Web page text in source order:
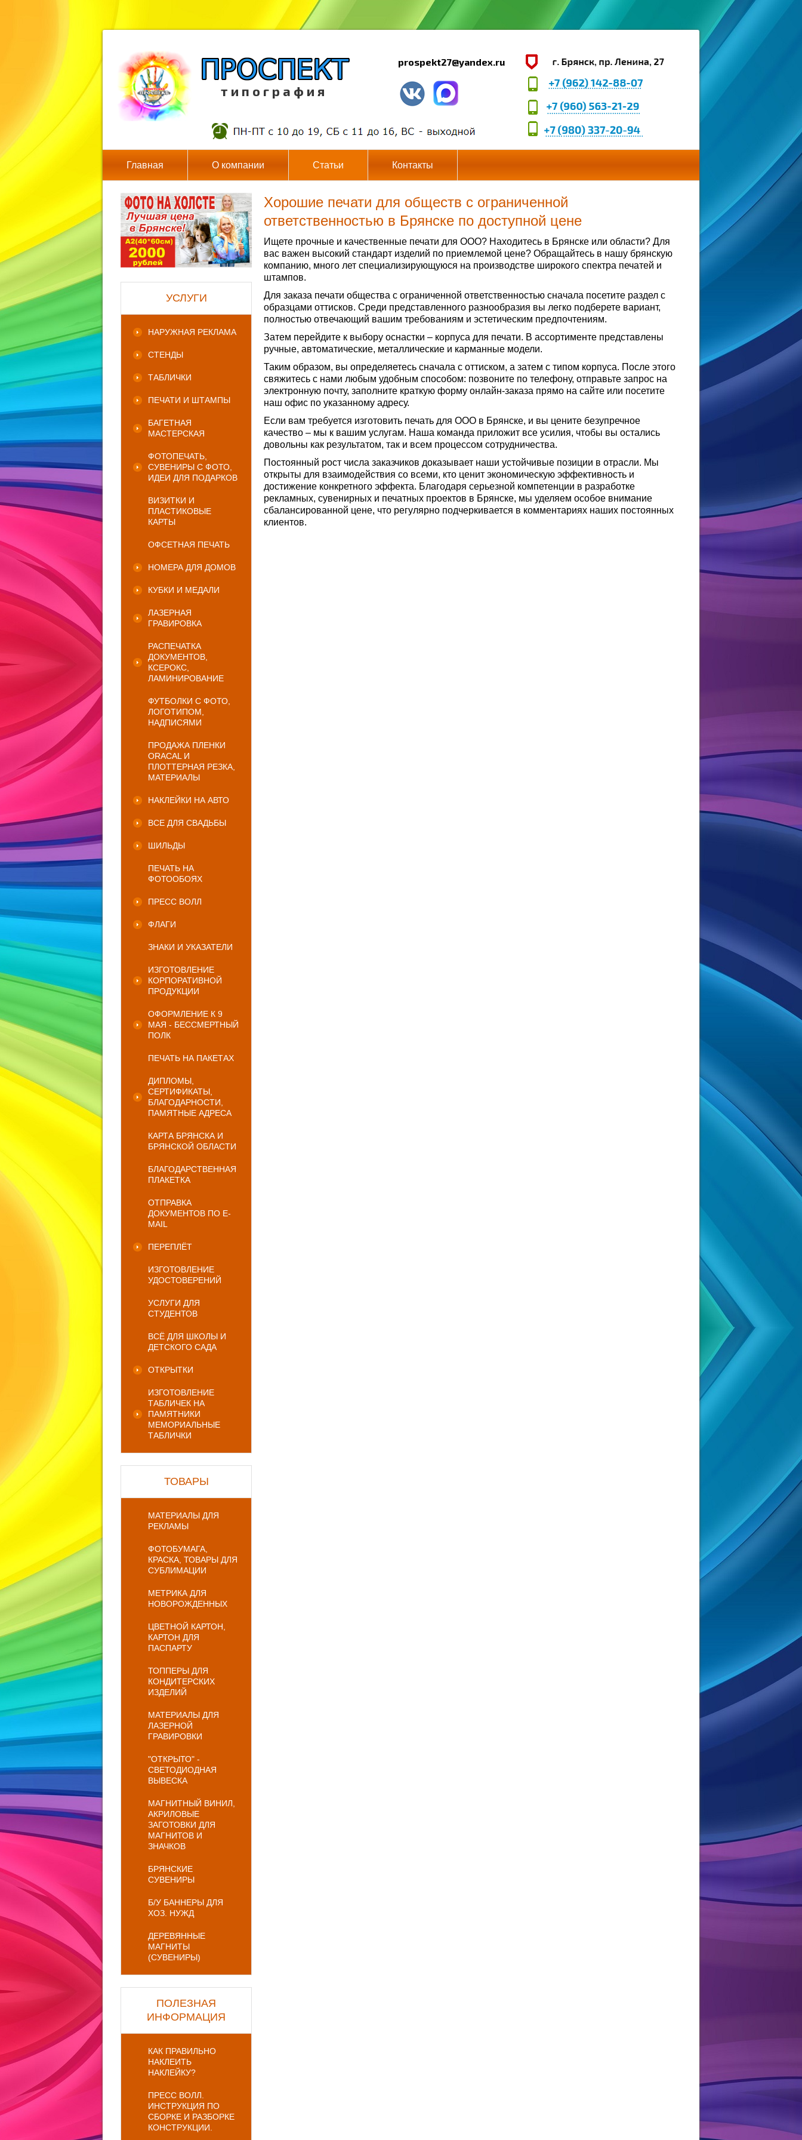
т и п о г р а ф и я
prospekt27@yandex.ru
Главная О компании Статьи Контакты
УСЛУГИ
НАРУЖНАЯ РЕКЛАМА
СТЕНДЫ
ТАБЛИЧКИ
ПЕЧАТИ И ШТАМПЫ
БАГЕТНАЯ
МАСТЕРСКАЯ
ФОТОПЕЧАТЬ,
СУВЕНИРЫ С ФОТО,
ИДЕИ ДЛЯ ПОДАРКОВ
ВИЗИТКИ И
ПЛАСТИКОВЫЕ
КАРТЫ
ОФСЕТНАЯ ПЕЧАТЬ
НОМЕРА ДЛЯ ДОМОВ
КУБКИ И МЕДАЛИ
ЛАЗЕРНАЯ
ГРАВИРОВКА
РАСПЕЧАТКА
ДОКУМЕНТОВ,
КСЕРОКС,
ЛАМИНИРОВАНИЕ
ФУТБОЛКИ С ФОТО,
ЛОГОТИПОМ,
НАДПИСЯМИ
ПРОДАЖА ПЛЕНКИ
ORACAL И
ПЛОТТЕРНАЯ РЕЗКА,
МАТЕРИАЛЫ
НАКЛЕЙКИ НА АВТО
ВСЕ ДЛЯ СВАДЬБЫ
ШИЛЬДЫ
ПЕЧАТЬ НА
ФОТООБОЯХ
ПРЕСС ВОЛЛ
ФЛАГИ
ЗНАКИ И УКАЗАТЕЛИ
ИЗГОТОВЛЕНИЕ
КОРПОРАТИВНОЙ
ПРОДУКЦИИ
ОФОРМЛЕНИЕ К 9
МАЯ - БЕССМЕРТНЫЙ
ПОЛК
ПЕЧАТЬ НА ПАКЕТАХ
ДИПЛОМЫ,
СЕРТИФИКАТЫ,
БЛАГОДАРНОСТИ,
ПАМЯТНЫЕ АДРЕСА
КАРТА БРЯНСКА И
БРЯНСКОЙ ОБЛАСТИ
БЛАГОДАРСТВЕННАЯ
ПЛАКЕТКА
ОТПРАВКА
ДОКУМЕНТОВ ПО E-
MAIL
ПЕРЕПЛЁТ
ИЗГОТОВЛЕНИЕ
УДОСТОВЕРЕНИЙ
УСЛУГИ ДЛЯ
СТУДЕНТОВ
ВСЁ ДЛЯ ШКОЛЫ И
ДЕТСКОГО САДА
ОТКРЫТКИ
ИЗГОТОВЛЕНИЕ
ТАБЛИЧЕК НА
ПАМЯТНИКИ
МЕМОРИАЛЬНЫЕ
ТАБЛИЧКИ
ТОВАРЫ
МАТЕРИАЛЫ ДЛЯ
РЕКЛАМЫ
ФОТОБУМАГА,
КРАСКА, ТОВАРЫ ДЛЯ
СУБЛИМАЦИИ
МЕТРИКА ДЛЯ
НОВОРОЖДЕННЫХ
ЦВЕТНОЙ КАРТОН,
КАРТОН ДЛЯ
ПАСПАРТУ
ТОППЕРЫ ДЛЯ
КОНДИТЕРСКИХ
ИЗДЕЛИЙ
МАТЕРИАЛЫ ДЛЯ
ЛАЗЕРНОЙ
ГРАВИРОВКИ
"ОТКРЫТО" -
СВЕТОДИОДНАЯ
ВЫВЕСКА
МАГНИТНЫЙ ВИНИЛ,
АКРИЛОВЫЕ
ЗАГОТОВКИ ДЛЯ
МАГНИТОВ И
ЗНАЧКОВ
БРЯНСКИЕ
СУВЕНИРЫ
Б/У БАННЕРЫ ДЛЯ
ХОЗ. НУЖД
ДЕРЕВЯННЫЕ
МАГНИТЫ
(СУВЕНИРЫ)
ПОЛЕЗНАЯ
ИНФОРМАЦИЯ
КАК ПРАВИЛЬНО
НАКЛЕИТЬ
НАКЛЕЙКУ?
ПРЕСС ВОЛЛ.
ИНСТРУКЦИЯ ПО
СБОРКЕ И РАЗБОРКЕ
КОНСТРУКЦИИ.
Хорошие печати для обществ с ограниченной
ответственностью в Брянске по доступной цене
Ищете прочные и качественные печати для ООО? Находитесь в Брянске или области? Для
вас важен высокий стандарт изделий по приемлемой цене? Обращайтесь в нашу брянскую
компанию, много лет специализирующуюся на производстве широкого спектра печатей и
штампов.
Для заказа печати общества с ограниченной ответственностью сначала посетите раздел с
образцами оттисков. Среди представленного разнообразия вы легко подберете вариант,
полностью отвечающий вашим требованиям и эстетическим предпочтениям.
Затем перейдите к выбору оснастки – корпуса для печати. В ассортименте представлены
ручные, автоматические, металлические и карманные модели.
Таким образом, вы определяетесь сначала с оттиском, а затем с типом корпуса. После этого
свяжитесь с нами любым удобным способом: позвоните по телефону, отправьте запрос на
электронную почту, заполните краткую форму онлайн-заказа прямо на сайте или посетите
наш офис по указанному адресу.
Если вам требуется изготовить печать для ООО в Брянске, и вы цените безупречное
качество – мы к вашим услугам. Наша команда приложит все усилия, чтобы вы остались
довольны как результатом, так и всем процессом сотрудничества.
Постоянный рост числа заказчиков доказывает наши устойчивые позиции в отрасли. Мы
открыты для взаимодействия со всеми, кто ценит экономическую эффективность и
достижение конкретного эффекта. Благодаря серьезной компетенции в разработке
рекламных, сувенирных и печатных проектов в Брянске, мы уделяем особое внимание
сбалансированной цене, что регулярно подчеркивается в комментариях наших постоянных
клиентов.